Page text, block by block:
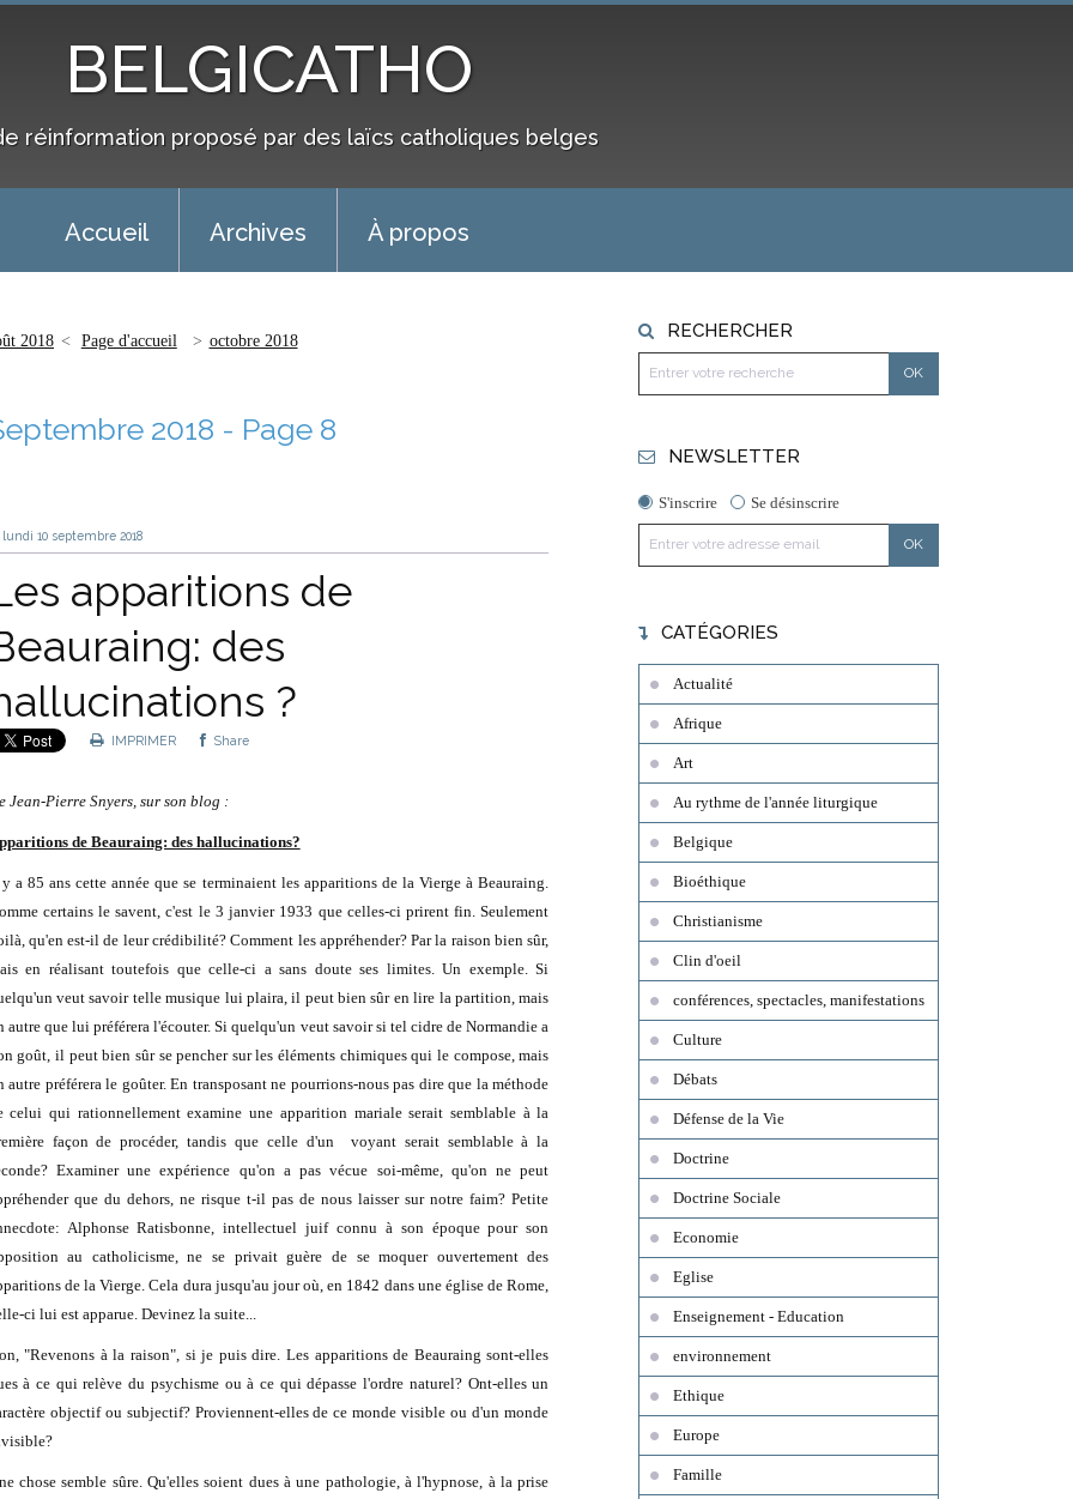
BELGICATHO
réinformation proposé par des laïcs catholiques belges
Accueil Archives À propos
2018 Page d'accueil octobre 2018
2018 - Page 8
lundi 10 septembre 2018
apparitions de
des
?
IMPRIMER Share
Jean-Pierre Snyers, sur son blog :
de Beauraing: des hallucinations?
a 85 ans cette année que se terminaient les apparitions de la Vierge à Beauraing.
certains le savent, c'est le 3 janvier 1933 que celles-ci prirent fin. Seulement
qu'en est-il de leur crédibilité? Comment les appréhender? Par la raison bien sûr,
en réalisant toutefois que celle-ci a sans doute ses limites. Un exemple. Si
veut savoir telle musique lui plaira, il peut bien sûr en lire la partition, mais
autre que lui préférera l'écouter. Si quelqu'un veut savoir si tel cidre de Normandie a
goût, il peut bien sûr se pencher sur les éléments chimiques qui le compose, mais
autre préférera le goûter. En transposant ne pourrions-nous pas dire que la méthode
celui qui rationnellement examine une apparition mariale serait semblable à la
façon de procéder, tandis que celle d'un voyant serait semblable à la
Examiner une expérience qu'on a pas vécue soi-même, qu'on ne peut
que du dehors, ne risque t-il pas de nous laisser sur notre faim? Petite
Alphonse Ratisbonne, intellectuel juif connu à son époque pour son
au catholicisme, ne se privait guère de se moquer ouvertement des
de la Vierge. Cela dura jusqu'au jour où, en 1842 dans une église de Rome,
ci lui est apparue. Devinez la suite...
"Revenons à la raison", si je puis dire. Les apparitions de Beauraing sont-elles
à ce qui relève du psychisme ou à ce qui dépasse l'ordre naturel? Ont-elles un
objectif ou subjectif? Proviennent-elles de ce monde visible ou d'un monde
chose semble sûre. Qu'elles soient dues à une pathologie, à l'hypnose, à la prise
RECHERCHER
NEWSLETTER
S'inscrire Se désinscrire
CATÉGORIES
Actualité
Afrique
Art
Au rythme de l'année liturgique
Belgique
Bioéthique
Christianisme
Clin d'oeil
conférences, spectacles, manifestations
Culture
Débats
Défense de la Vie
Doctrine
Doctrine Sociale
Economie
Eglise
Enseignement - Education
environnement
Ethique
Europe
Famille